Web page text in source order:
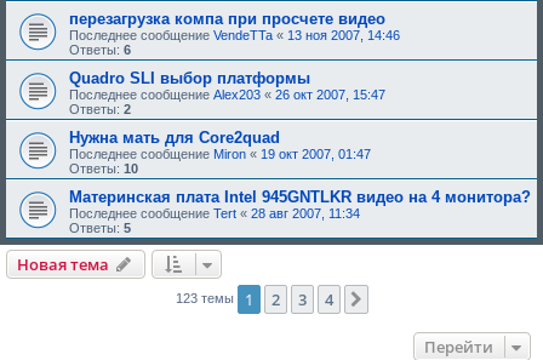
о
б
н
и
перезагрузка компа при просчете видео
Последнее сообщение VendeTTa « 13 ноя 2007, 14:46
Ответы: 6
Quadro SLI выбор платформы
Последнее сообщение Alex203 « 26 окт 2007, 15:47
Ответы: 2
Нужна мать для Core2quad
Последнее сообщение Miron « 19 окт 2007, 01:47
Ответы: 10
Материнская плата Intel 945GNTLKR видео на 4 монитора?
Последнее сообщение Tert « 28 авг 2007, 11:34
Ответы: 5
Новая тема
123 темы 1 2 3 4
Перейти